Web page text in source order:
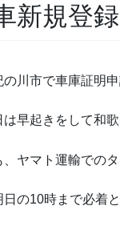
新規登
川市で車庫証明
は早起きをして和
、ヤマト運輸での
の10時まで必着